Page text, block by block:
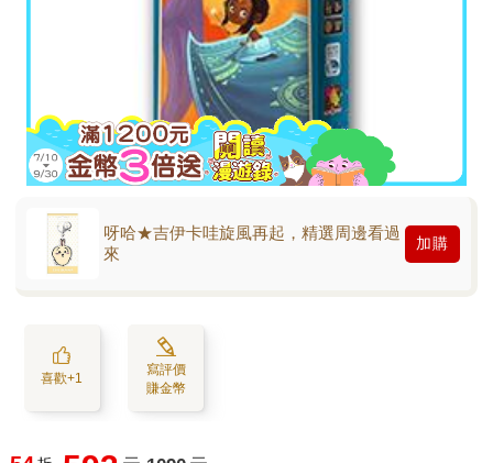
呀哈★吉伊卡哇旋風再起，精選周邊看過
來
加購
喜歡+1
寫評價
賺金幣